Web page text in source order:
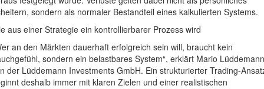
sondern als normaler Bestandteil eines kalkulierten Systems.
aus einer Strategie ein kontrollierbarer Prozess wird
an den Märkten dauerhaft erfolgreich sein will, braucht kein
sondern ein belastbares System“, erklärt Mario Lüddemann
der Lüddemann Investments GmbH. Ein strukturierter Trading-
deshalb immer mit klaren Zielen und einer realistischen